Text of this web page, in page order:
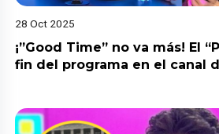
28 Oct 2025
¡”Good Time” no va más! El
fin del programa en el canal